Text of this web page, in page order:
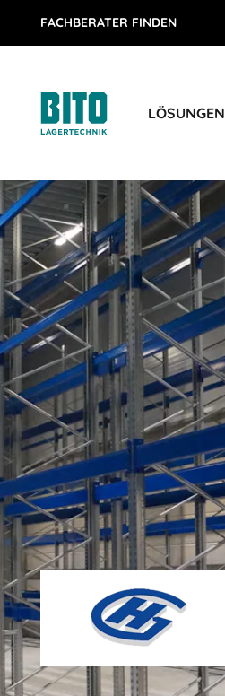
FACHBERATER FINDEN
LÖSUNGEN